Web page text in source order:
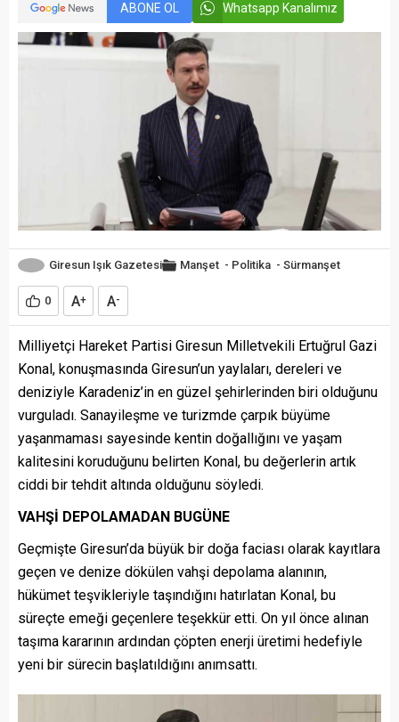
ABONE OL Whatsapp Kanalımız
Giresun Işık Gazetesi Manşet - Politika - Sürmanşet
0 A+ A-
Milliyetçi Hareket Partisi Giresun Milletvekili Ertuğrul Gazi
Konal, konuşmasında Giresun’un yaylaları, dereleri ve
deniziyle Karadeniz’in en güzel şehirlerinden biri olduğunu
vurguladı. Sanayileşme ve turizmde çarpık büyüme
yaşanmaması sayesinde kentin doğallığını ve yaşam
kalitesini koruduğunu belirten Konal, bu değerlerin artık
ciddi bir tehdit altında olduğunu söyledi.
VAHŞİ DEPOLAMADAN BUGÜNE
Geçmişte Giresun’da büyük bir doğa faciası olarak kayıtlara
geçen ve denize dökülen vahşi depolama alanının,
hükümet teşvikleriyle taşındığını hatırlatan Konal, bu
süreçte emeği geçenlere teşekkür etti. On yıl önce alınan
taşıma kararının ardından çöpten enerji üretimi hedefiyle
yeni bir sürecin başlatıldığını anımsattı.